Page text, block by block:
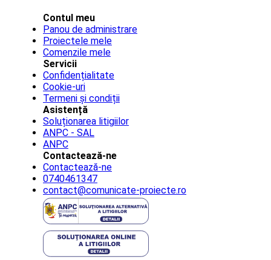
Contul meu
Panou de administrare
Proiectele mele
Comenzile mele
Servicii
Confidențialitate
Cookie-uri
Termeni și condiții
Asistență
Soluționarea litigiilor
ANPC - SAL
ANPC
Contactează-ne
Contactează-ne
0740461347
contact@comunicate-proiecte.ro